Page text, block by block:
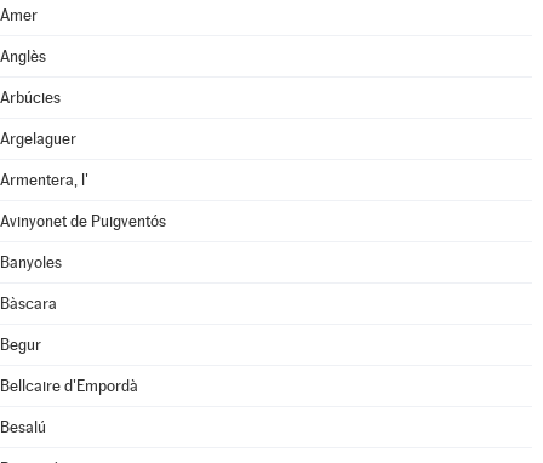
Amer
Anglès
Arbúcies
Argelaguer
Armentera, l'
Avinyonet de Puigventós
Banyoles
Bàscara
Begur
Bellcaire d'Empordà
Besalú